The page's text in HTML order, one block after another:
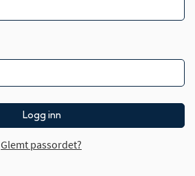
Logg inn
Glemt passordet?